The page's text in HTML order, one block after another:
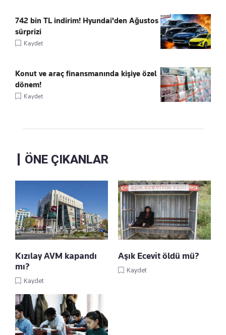
742 bin TL indirim! Hyundai'den Ağustos
sürprizi
Kaydet
Konut ve araç finansmanında kişiye özel
dönem!
Kaydet
ÖNE ÇIKANLAR
Kızılay AVM kapandı
mı?
Kaydet
Aşık Ecevit öldü mü?
Kaydet